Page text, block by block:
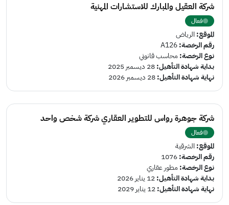
شركة العقيل والمبارك للاستشارات المهنية
فعال
الموقع: الرياض
رقم الرخصة:A126
نوع الرخصة:محاسب قانوني
بداية شهادة التأهيل:28 ديسمبر 2025
نهاية شهادة التأهيل:28 ديسمبر 2026
شركة جوهرة رواس للتطوير العقاري شركة شخص واحد
فعال
الموقع: الشرقية
رقم الرخصة:1076
نوع الرخصة:مطور عقاري
بداية شهادة التأهيل:12 يناير 2026
نهاية شهادة التأهيل:12 يناير 2029